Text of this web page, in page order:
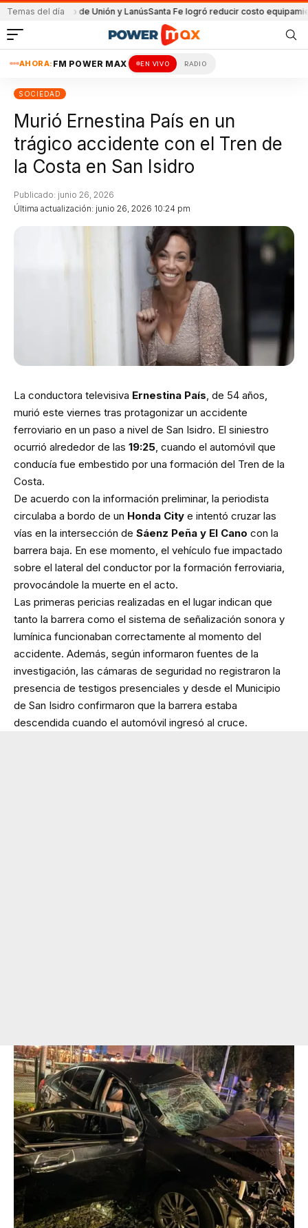
Temas del día
partido de Unión y LanúsSanta Fe logró reducir costo equipamiento
AHORA: FM POWER MAX EN VIVO RADIO
SOCIEDAD
Murió Ernestina País en un
trágico accidente con el Tren de
la Costa en San Isidro
Última actualización: junio 26, 2026 10:24 pm
Publicado: junio 26, 2026
La conductora televisiva Ernestina País, de 54 años,
murió este viernes tras protagonizar un accidente
ferroviario en un paso a nivel de San Isidro. El siniestro
ocurrió alrededor de las 19:25, cuando el automóvil que
conducía fue embestido por una formación del Tren de la
Costa.
De acuerdo con la información preliminar, la periodista
circulaba a bordo de un Honda City e intentó cruzar las
vías en la intersección de Sáenz Peña y El Cano con la
barrera baja. En ese momento, el vehículo fue impactado
sobre el lateral del conductor por la formación ferroviaria,
provocándole la muerte en el acto.
Las primeras pericias realizadas en el lugar indican que
tanto la barrera como el sistema de señalización sonora y
lumínica funcionaban correctamente al momento del
accidente. Además, según informaron fuentes de la
investigación, las cámaras de seguridad no registraron la
presencia de testigos presenciales y desde el Municipio
de San Isidro confirmaron que la barrera estaba
descendida cuando el automóvil ingresó al cruce.